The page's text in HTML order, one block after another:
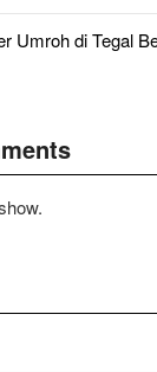
Umroh di Tegal